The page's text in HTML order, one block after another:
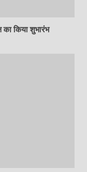
का किया शुभारंभ